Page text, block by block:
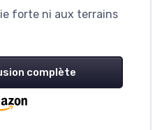
forte ni aux terrains
complète